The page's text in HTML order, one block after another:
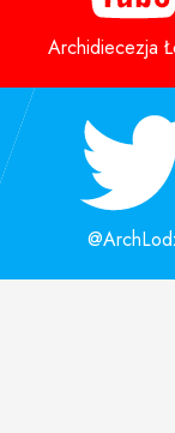
Archidiecezja